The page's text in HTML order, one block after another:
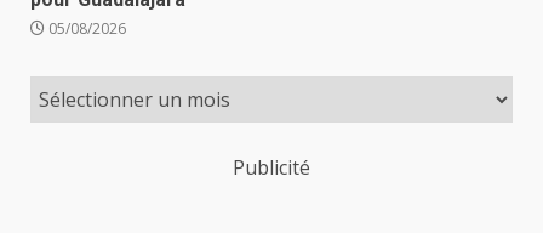
05/08/2026
Publicité